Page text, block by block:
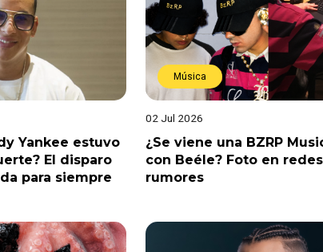
Yankee estuvo
El disparo
para siempre
Música
02 Jul 2026
¿Se viene una BZRP
con Beéle? Foto en
rumores